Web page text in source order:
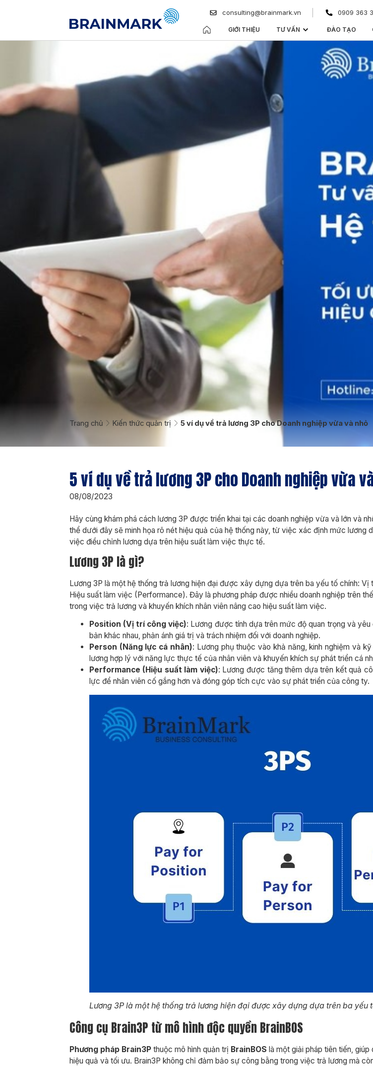
consulting@brainmark.vn 0909 363
GIỚI THIỆU TƯ VẤN ĐÀO TẠO
Trang chủ Kiến thức quản trị 5 ví dụ về trả lương 3P cho Doanh nghiệp vừa và nhỏ
5 ví dụ về trả lương 3P cho Doanh nghiệp vừa
08/08/2023
Hãy cùng khám phá cách lương 3P được triển khai tại các doanh nghiệp vừa và lớn và
thể dưới đây sẽ minh họa rõ nét hiệu quả của hệ thống này, từ việc xác định mức lương
việc điều chỉnh lương dựa trên hiệu suất làm việc thực tế.
Lương 3P là gì?
Lương 3P là một hệ thống trả lương hiện đại được xây dựng dựa trên ba yếu tố chính:
Hiệu suất làm việc (Performance). Đây là phương pháp được nhiều doanh nghiệp trên
trong việc trả lương và khuyến khích nhân viên nâng cao hiệu suất làm việc.
Position (Vị trí công việc): Lương được tính dựa trên mức độ quan trọng và
bản khác nhau, phản ánh giá trị và trách nhiệm đối với doanh nghiệp.
Person (Năng lực cá nhân): Lương phụ thuộc vào khả năng, kinh nghiệm và
lương hợp lý với năng lực thực tế của nhân viên và khuyến khích sự phát triển cá
Performance (Hiệu suất làm việc): Lương được tăng thêm dựa trên kết quả
lực để nhân viên cố gắng hơn và đóng góp tích cực vào sự phát triển của công ty.
Lương 3P là một hệ thống trả lương hiện đại được xây dựng dựa trên ba yếu
Công cụ Brain3P từ mô hình độc quyền BrainBOS
Phương pháp Brain3Pthuộc mô hình quản trị BrainBOS là một giải pháp tiên tiến,
hiệu quả và tối ưu. Brain3P không chỉ đảm bảo sự công bằng trong việc trả lương mà